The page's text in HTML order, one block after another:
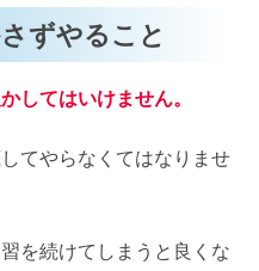
ずやること
してはいけません。
てやらなくてはなりませ
を続けてしまうと良くな